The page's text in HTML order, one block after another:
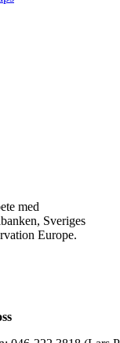
med
Sveriges
Europe.